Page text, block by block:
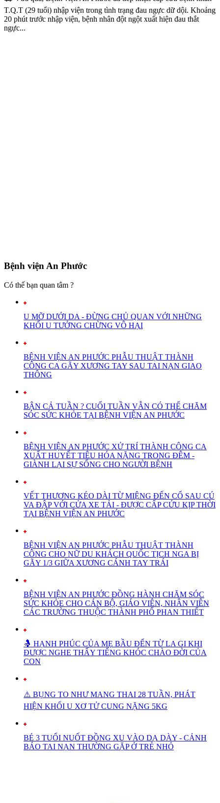
T.Q.T (29 tuổi) nhập viện trong tình trạng đau ngực dữ dội. Khoảng
20 phút trước nhập viện, bệnh nhân đột ngột xuất hiện đau thắt
ngực...
Bệnh viện An Phước
Có thế bạn quan tâm ?
U MỠ DƯỚI DA - ĐỪNG CHỦ QUAN VỚI NHỮNG
KHỐI U TƯỞNG CHỪNG VÔ HẠI
BỆNH VIỆN AN PHƯỚC PHẪU THUẬT THÀNH
CÔNG CA GÃY XƯƠNG TAY SAU TAI NẠN GIAO
THÔNG
BẬN CẢ TUẦN ? CUỐI TUẦN VẪN CÓ THỂ CHĂM
SÓC SỨC KHỎE TẠI BỆNH VIỆN AN PHƯỚC
BỆNH VIỆN AN PHƯỚC XỬ TRÍ THÀNH CÔNG CA
XUẤT HUYẾT TIÊU HÓA NẶNG TRONG ĐÊM -
GIÀNH LẠI SỰ SỐNG CHO NGƯỜI BỆNH
VẾT THƯƠNG KÉO DÀI TỪ MIỆNG ĐẾN CỔ SAU CÚ
VA ĐẬP VỚI CỬA XE TẢI - ĐƯỢC CẤP CỨU KỊP THỜI
TẠI BỆNH VIỆN AN PHƯỚC
BỆNH VIỆN AN PHƯỚC PHẪU THUẬT THÀNH
CÔNG CHO NỮ DU KHÁCH QUỐC TỊCH NGA BỊ
GÃY 1/3 GIỮA XƯƠNG CÁNH TAY TRÁI
BỆNH VIỆN AN PHƯỚC ĐỒNG HÀNH CHĂM SÓC
SỨC KHỎE CHO CÁN BỘ, GIÁO VIÊN, NHÂN VIÊN
CÁC TRƯỜNG THUỘC THÀNH PHỐ PHAN THIẾT
🤱 HẠNH PHÚC CỦA MẸ BẦU ĐẾN TỪ LA GI KHI
ĐƯỢC NGHE THẤY TIẾNG KHÓC CHÀO ĐỜI CỦA
CON
⚠️ BỤNG TO NHƯ MANG THAI 28 TUẦN, PHÁT
HIỆN KHỐI U XƠ TỬ CUNG NẶNG 5KG
BÉ 3 TUỔI NUỐT ĐỒNG XU VÀO DẠ DÀY - CẢNH
BÁO TAI NẠN THƯỜNG GẶP Ở TRẺ NHỎ